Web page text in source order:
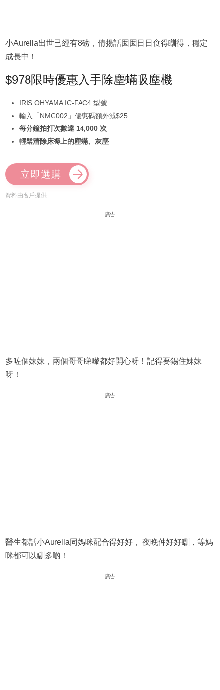
小Aurella出世已經有8磅，倩揚話囡囡日日食得瞓得，穩定
成長中！
$978限時優惠入手除塵蟎吸塵機
IRIS OHYAMA IC-FAC4 型號
輸入「NMG002」優惠碼額外減$25
每分鐘拍打次數達 14,000 次
輕鬆清除床褥上的塵蟎、灰塵
立即選購
資料由客戶提供
廣告
多咗個妹妹，兩個哥哥睇嚟都好開心呀！記得要錫住妹妹
呀！
廣告
醫生都話小Aurella同媽咪配合得好好， 夜晚仲好好瞓，等媽
咪都可以瞓多啲！
廣告